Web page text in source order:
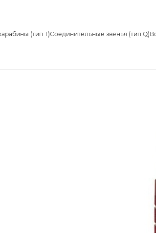
(тип T)Соединительные звенья (тип Q)